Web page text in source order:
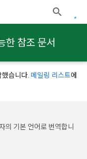
한 참조 문서
습니다. 메일링 리스트에
의 기본 언어로 번역합니